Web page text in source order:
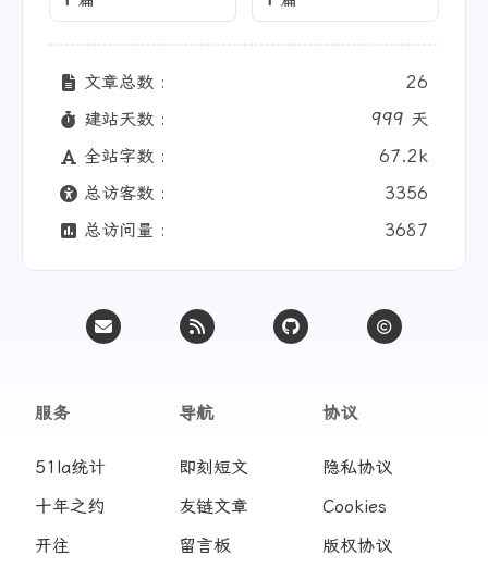
文章总数 :
26
建站天数 :
999 天
全站字数 :
67.2k
总访客数 :
3356
总访问量 :
3687
服务
51la统计
十年之约
开往
导航
即刻短文
友链文章
留言板
协议
隐私协议
Cookies
版权协议